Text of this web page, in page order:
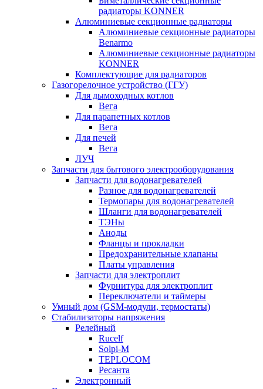
радиаторы KONNER
Алюминиевые секционные радиаторы
Алюминиевые секционные радиаторы
Benarmo
Алюминиевые секционные радиаторы
KONNER
Комплектующие для радиаторов
Газогорелочное устройство (ГГУ)
Для дымоходных котлов
Вега
Для парапетных котлов
Вега
Для печей
Вега
ЛУЧ
Запчасти для бытового электрооборудования
Запчасти для водонагревателей
Разное для водонагревателей
Термопары для водонагревателей
Шланги для водонагревателей
ТЭНы
Аноды
Фланцы и прокладки
Предохранительные клапаны
Платы управления
Запчасти для электроплит
Фурнитура для электроплит
Переключатели и таймеры
Умный дом (GSM-модули, термостаты)
Cтабилизаторы напряжения
Релейный
Rucelf
Solpi-M
TEPLOCOM
Ресанта
Электронный